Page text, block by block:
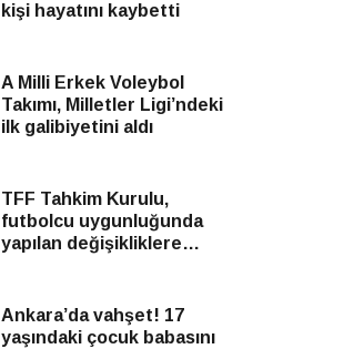
kişi hayatını kaybetti
A Milli Erkek Voleybol
Takımı, Milletler Ligi’ndeki
ilk galibiyetini aldı
TFF Tahkim Kurulu,
futbolcu uygunluğunda
yapılan değişikliklere
Ankara’da vahşet! 17
yaşındaki çocuk babasını